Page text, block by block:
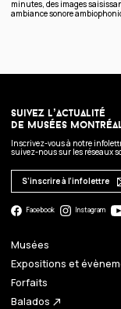
minutes, des images
ambiance sonore
suivez l’actualité
de musées
Inscrivez-vous à notre
suivez-nous sur les réseaux
S’inscrire à l’infolettre
Facebook Instagram
Musées
Expositions et
Forfaits
Balados north_east